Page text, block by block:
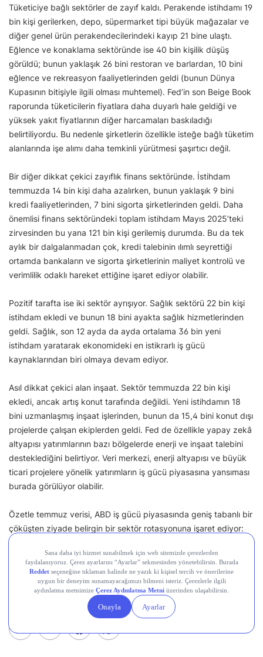
Tüketiciye bağlı sektörler de zayıf kaldı. Perakende istihdamı 19
bin kişi gerilerken, depo, süpermarket tipi büyük mağazalar ve
diğer genel ürün perakendecilerindeki kayıp 21 bine ulaştı.
Eğlence ve konaklama sektöründe ise 40 bin kişilik düşüş
görüldü; bunun yaklaşık 26 bini restoran ve barlardan, 10 bini
eğlence ve rekreasyon faaliyetlerinden geldi (bunun Dünya
Kupasının bitişiyle ilgili olması muhtemel). Fed’in son Beige Book
raporunda tüketicilerin fiyatlara daha duyarlı hale geldiği ve
yüksek yakıt fiyatlarının diğer harcamaları baskıladığı
belirtiliyordu. Bu nedenle şirketlerin özellikle isteğe bağlı tüketim
alanlarında işe alımı daha temkinli yürütmesi şaşırtıcı değil.
Bir diğer dikkat çekici zayıflık finans sektöründe. İstihdam
temmuzda 14 bin kişi daha azalırken, bunun yaklaşık 9 bini
kredi faaliyetlerinden, 7 bini sigorta şirketlerinden geldi. Daha
önemlisi finans sektöründeki toplam istihdam Mayıs 2025’teki
zirvesinden bu yana 121 bin kişi gerilemiş durumda. Bu da tek
aylık bir dalgalanmadan çok, kredi talebinin ılımlı seyrettiği
ortamda bankaların ve sigorta şirketlerinin maliyet kontrolü ve
verimlilik odaklı hareket ettiğine işaret ediyor olabilir.
Pozitif tarafta ise iki sektör ayrışıyor. Sağlık sektörü 22 bin kişi
istihdam ekledi ve bunun 18 bini ayakta sağlık hizmetlerinden
geldi. Sağlık, son 12 ayda da ayda ortalama 36 bin yeni
istihdam yaratarak ekonomideki en istikrarlı iş gücü
kaynaklarından biri olmaya devam ediyor.
Asıl dikkat çekici alan inşaat. Sektör temmuzda 22 bin kişi
ekledi, ancak artış konut tarafında değildi. Yeni istihdamın 18
bini uzmanlaşmış inşaat işlerinden, bunun da 15,4 bini konut dışı
projelerde çalışan ekiplerden geldi. Fed de özellikle yapay zekâ
altyapısı yatırımlarının bazı bölgelerde enerji ve inşaat talebini
desteklediğini belirtiyor. Veri merkezi, enerji altyapısı ve büyük
ticari projelere yönelik yatırımların iş gücü piyasasına yansıması
burada görülüyor olabilir.
Özetle temmuz verisi, ABD iş gücü piyasasında geniş tabanlı bir
çöküşten ziyade belirgin bir sektör rotasyonuna işaret ediyor:
kamu eğitimi, perakende, restoran-eğlence ve finans tarafı
küçülürken; sağlık, ticari inşaat ve bazı dayanıklı mal üretim
alanları istihdam yaratmaya devam ediyor.